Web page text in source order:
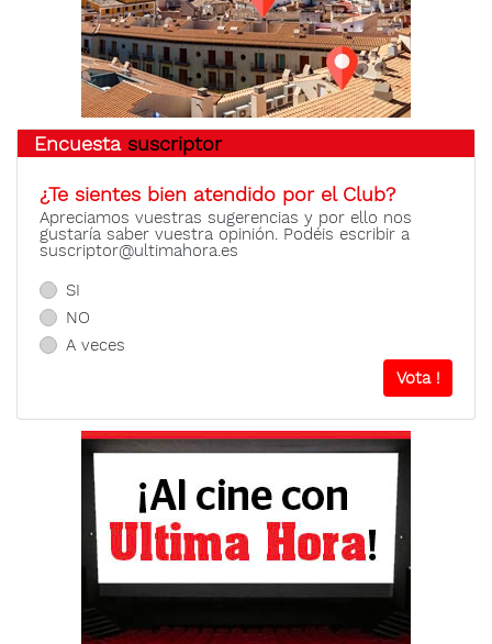
Encuesta suscriptor
¿Te sientes bien atendido por el Club?
Apreciamos vuestras sugerencias y por ello nos
gustaría saber vuestra opinión. Podéis escribir a
suscriptor@ultimahora.es
SI
NO
A veces